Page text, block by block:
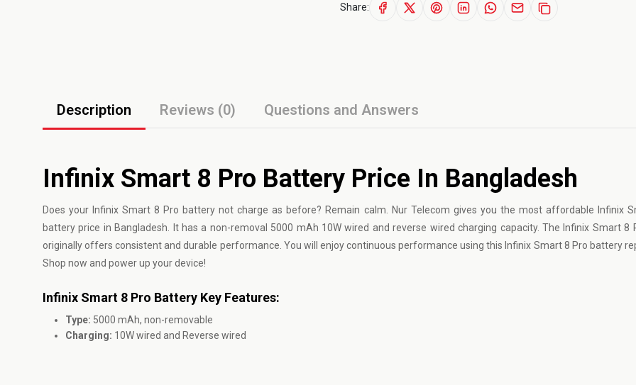
Share:
Description Reviews (0) Questions and Answers
Infinix Smart 8 Pro Battery Price In Bangladesh
Does your Infinix Smart 8 Pro battery not charge as before? Remain calm. Nur Telecom gives you the most affordable Infinix
battery price in Bangladesh. It has a non-removal 5000 mAh 10W wired and reverse wired charging capacity. The Infinix Smart 8
originally offers consistent and durable performance. You will enjoy continuous performance using this Infinix Smart 8 Pro battery
Shop now and power up your device!
Infinix Smart 8 Pro Battery Key Features:
Type: 5000 mAh, non-removable
Charging: 10W wired and Reverse wired